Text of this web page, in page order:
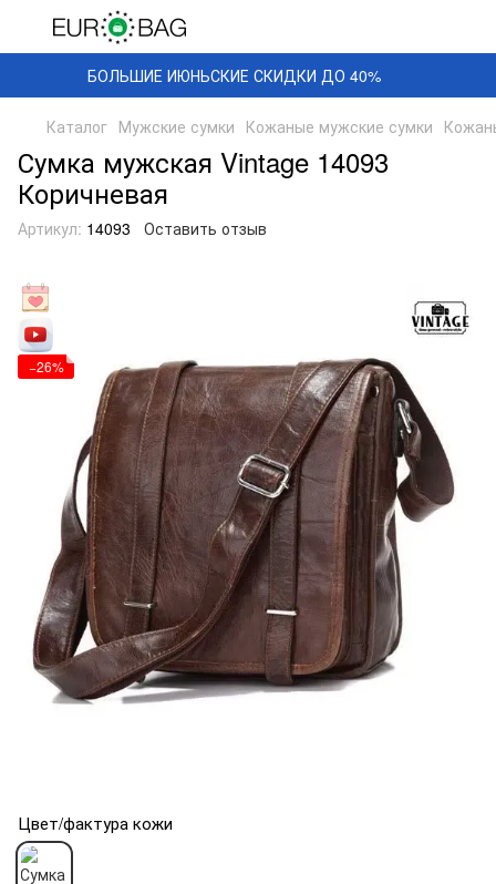
БОЛЬШИЕ ИЮНЬСКИЕ СКИДКИ ДО 40%
Каталог Мужские сумки Кожаные мужские сумки
Сумка мужская Vintage 14093
Коричневая
Артикул: 14093 Оставить отзыв
−26%
Цвет/фактура кожи